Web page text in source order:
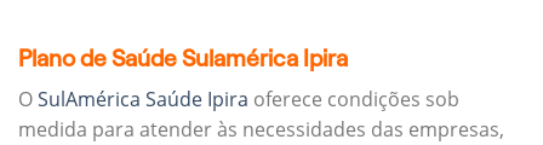
Plano de Saúde Sulamérica Ipira
OSulAmérica Saúde Ipira oferece condições sob
medida para atender às necessidades das empresas,